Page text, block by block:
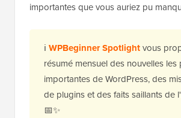
importantes que vous auriez pu
ℹ️ WPBeginner Spotlightvous
résumé mensuel des nouvelles les
importantes de WordPress, des
de plugins et des faits saillants de
📅✨